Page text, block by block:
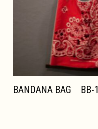
BANDANA BAG BB-1